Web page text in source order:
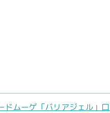
ドムーゲ「バリアジェル」